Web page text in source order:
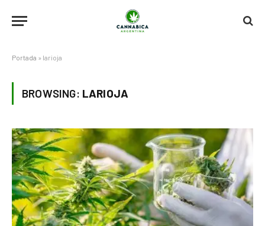
Portada » larioja
BROWSING: LARIOJA